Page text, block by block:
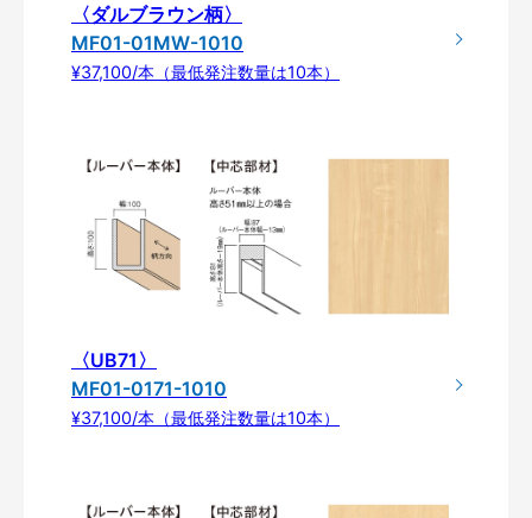
〈ダルブラウン柄〉
MF01-01MW-1010
¥37,100/本（最低発注数量は10本）
〈UB71〉
MF01-0171-1010
¥37,100/本（最低発注数量は10本）